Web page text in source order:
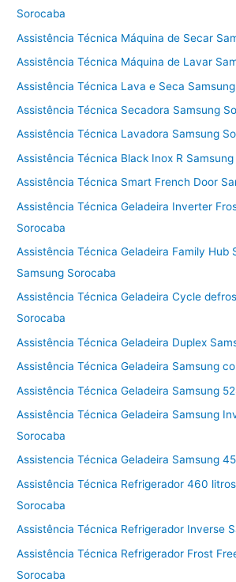
Sorocaba
Assistência Técnica Máquina de Secar
Assistência Técnica Máquina de Lavar
Assistência Técnica Lava e Seca
Assistência Técnica Secadora Samsung
Assistência Técnica Lavadora Samsung
Assistência Técnica Black Inox R
Assistência Técnica Smart French Door
Assistência Técnica Geladeira Inverter
Sorocaba
Assistência Técnica Geladeira Family Hub
Samsung Sorocaba
Assistência Técnica Geladeira Cycle
Sorocaba
Assistência Técnica Geladeira Duplex
Assistência Técnica Geladeira Samsung
Assistência Técnica Geladeira Samsung
Assistência Técnica Geladeira Samsung
Sorocaba
Assistencia Técnica Geladeira Samsung
Assistência Técnica Refrigerador 460
Sorocaba
Assistência Técnica Refrigerador Inverse
Assistência Técnica Refrigerador Frost
Sorocaba